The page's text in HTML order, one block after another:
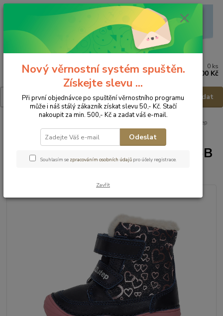
Menu
Hledat
0 ks
0,00 Kč
D.D.Step
Zimní obuv W071-346B - vel.23
D.D.Step Zimní obuv W071-346B
Nový věrnostní systém spuštěn.
Získejte slevu ...
Při první objednávce po spuštění věrnostního programu
může i náš stálý zákazník získat slevu 50,- Kč. Stačí
nakoupit za min. 500,- Kč a zadat váš e-mail.
Odeslat
Souhlasím se zpracováním osobních údajů pro účely registrace.
Zavřít